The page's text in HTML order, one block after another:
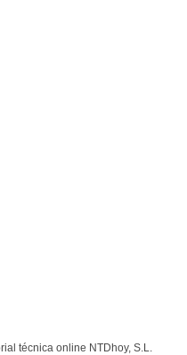
técnica online NTDhoy, S.L.